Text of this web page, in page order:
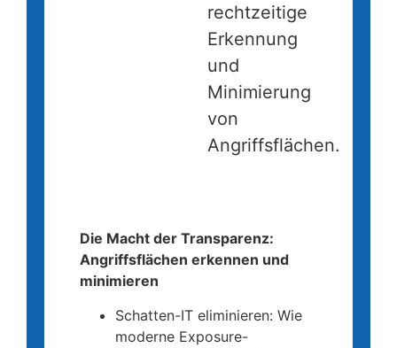
rechtzeitige
Erkennung
und
Minimierung
von
Angriffsflächen.
Die Macht der Transparenz:
Angriffsflächen erkennen und
minimieren
Schatten-IT eliminieren: Wie
moderne Exposure-